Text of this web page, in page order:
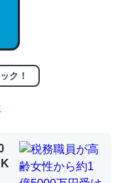
entry/2023/03/27
conceptualization
は回収されないけ
すればするほど分
ク！